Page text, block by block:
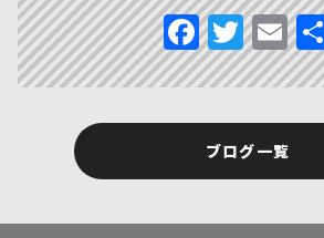
F
a
c
e
b
o
T
w
it
te
r
E
m
ai
l
ブログ一覧